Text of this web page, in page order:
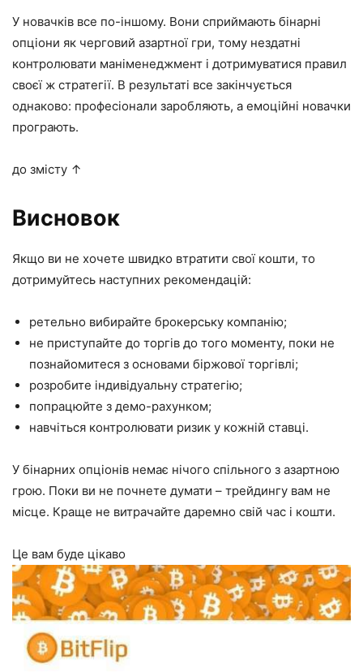
У новачків все по-іншому. Вони сприймають бінарні
опціони як черговий азартної гри, тому нездатні
контролювати маніменеджмент і дотримуватися правил
своєї ж стратегії. В результаті все закінчується
однаково: професіонали заробляють, а емоційні новачки
програють.
до змісту ↑
Висновок
Якщо ви не хочете швидко втратити свої кошти, то
дотримуйтесь наступних рекомендацій:
ретельно вибирайте брокерську компанію;
не приступайте до торгів до того моменту, поки не
познайомитеся з основами біржової торгівлі;
розробите індивідуальну стратегію;
попрацюйте з демо-рахунком;
навчіться контролювати ризик у кожній ставці.
У бінарних опціонів немає нічого спільного з азартною
грою. Поки ви не почнете думати – трейдингу вам не
місце. Краще не витрачайте даремно свій час і кошти.
Це вам буде цікаво